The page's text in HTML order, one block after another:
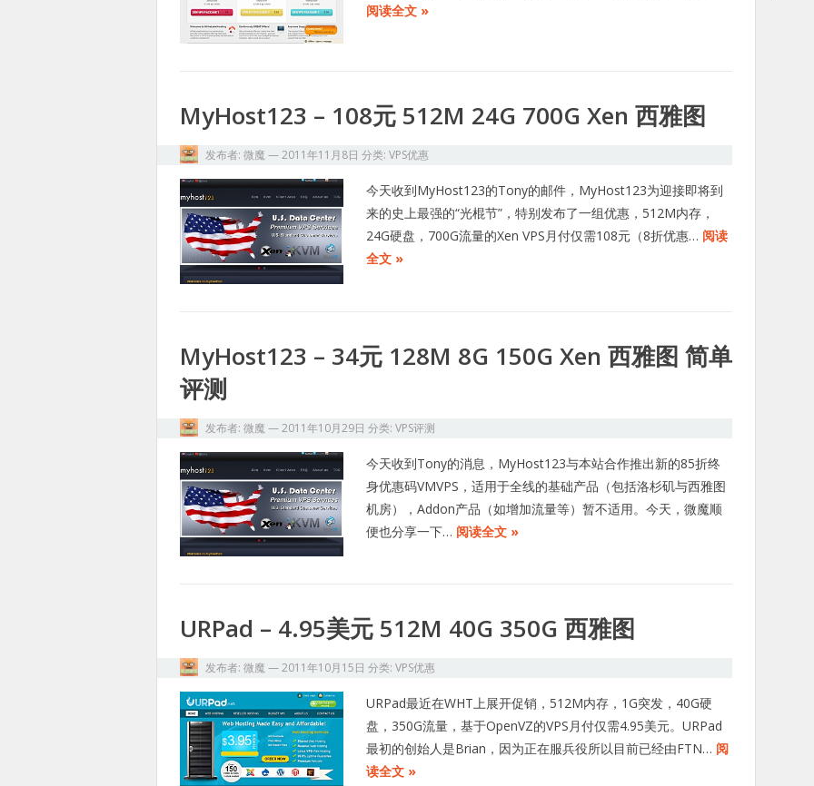
阅读全文 »
MyHost123 – 108元 512M 24G 700G Xen 西雅图
发布者: 微魔 —2011年11月8日 分类: VPS优惠
今天收到MyHost123的Tony的邮件，MyHost123为迎接即将到
来的史上最强的“光棍节”，特别发布了一组优惠，512M内存，
24G硬盘，700G流量的Xen VPS月付仅需108元（8折优惠… 阅读
全文 »
MyHost123 – 34元 128M 8G 150G Xen 西雅图 简单
评测
发布者: 微魔 —2011年10月29日 分类: VPS评测
今天收到Tony的消息，MyHost123与本站合作推出新的85折终
身优惠码VMVPS，适用于全线的基础产品（包括洛杉矶与西雅图
机房），Addon产品（如增加流量等）暂不适用。今天，微魔顺
便也分享一下… 阅读全文 »
URPad – 4.95美元 512M 40G 350G 西雅图
发布者: 微魔 —2011年10月15日 分类: VPS优惠
URPad最近在WHT上展开促销，512M内存，1G突发，40G硬
盘，350G流量，基于OpenVZ的VPS月付仅需4.95美元。URPad
最初的创始人是Brian，因为正在服兵役所以目前已经由FTN… 阅
读全文 »